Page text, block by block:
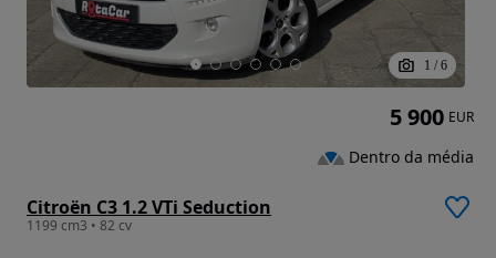
1 / 6
Citroën C3 1.2 VTi Seduction
1199 cm3 • 82 cv
5 900 EUR
Dentro da média